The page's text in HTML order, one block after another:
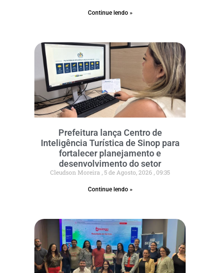
Continue lendo »
Prefeitura lança Centro de
Inteligência Turística de Sinop para
fortalecer planejamento e
desenvolvimento do setor
Cleudson Moreira 5 de Agosto, 2026 09:35
Continue lendo »